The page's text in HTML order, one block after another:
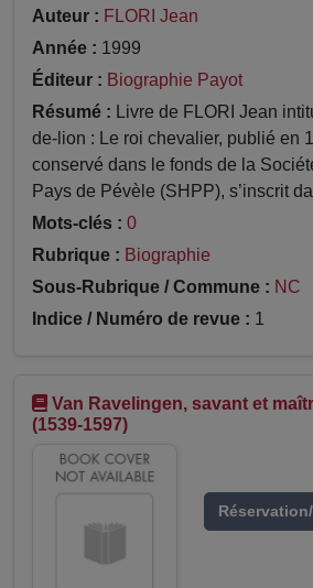
Auteur : FLORI Jean
Année : 1999
Éditeur : Biographie Payot
Résumé : Livre de FLORI Jean
de-lion : Le roi chevalier, publié en
conservé dans le fonds de la
Pays de Pévèle (SHPP), s’inscrit
Mots-clés : 0
Rubrique : Biographie
Sous-Rubrique / Commune : NC
Indice / Numéro de revue : 1
Van Ravelingen, savant et
(1539-1597)